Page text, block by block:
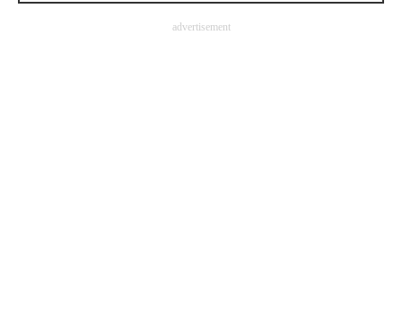
経営リーダーのコミュニティadvertisement